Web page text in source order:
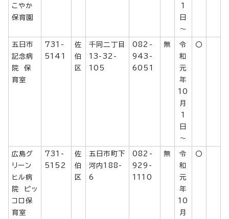
こやか
保育園
1
日
～
五日市
記念病
院 保
育室
731-
5141
佐
伯
区
千同二丁目
13-32-
105
082-
943-
6051
無
令
和
元
年
10
月
1
日
～
〇
広島グ
リーン
ヒル病
院 ピッ
コロ保
育室
731-
5152
佐
伯
区
五日市町下
河内188-
6
082-
929-
1110
無
令
和
元
年
10
月
〇